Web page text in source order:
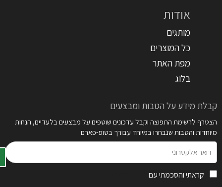
אודות
מותגים
כל המוצרים
מפת האתר
בלוג
קבלת מידע על הטבות ומבצעים
הצטרף לרשימת התפוצה וקבל עדכונים שוטפים על מבצעים בלעדיים, הנחות
מיוחדות והטבות שנבחרו במיוחד עבורך בטופ-פארם
אלקטרוני
קראתי והסכמתי עם